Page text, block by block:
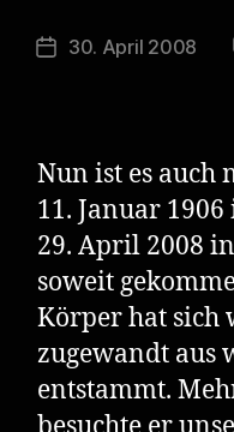
30. April 2008
Nun ist es auch
11. Januar
29. April 2008
soweit
Körper hat sich
zugewandt aus
entstammt.